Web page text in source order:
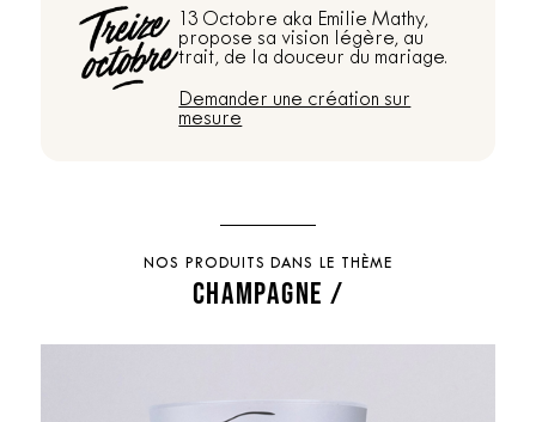
13 Octobre aka Emilie Mathy,
propose sa vision légère, au
trait, de la douceur du mariage.
Demander une création sur
mesure
NOS PRODUITS DANS LE THÈME
CHAMPAGNE /